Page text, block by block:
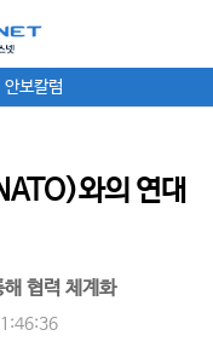
안보칼럼
와의 연대
협력 체계화